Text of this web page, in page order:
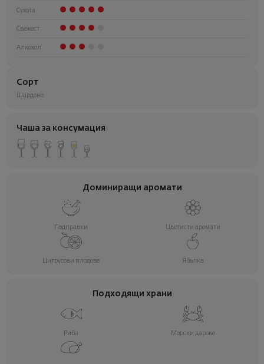
Сухота
Свежест
Алкохол
Сорт
Шардоне
Чаша за консумация
Доминиращи аромати
Подправки Цветисти аромати
Цитрусови плодове Ябълка
Подходящи храни
Риба Морски дарове